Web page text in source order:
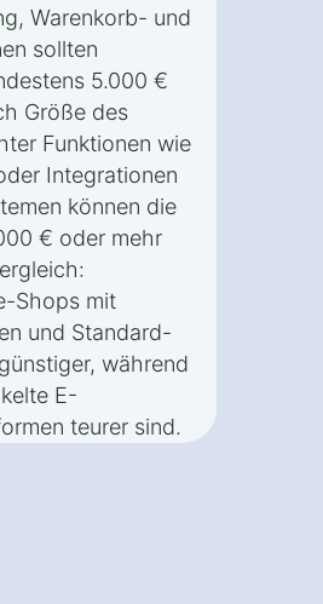
Warenkorb- und
sollten
5.000 €
Größe des
Funktionen wie
Integrationen
können die
€ oder mehr
Shops mit
und Standard-
während
E-
teurer sind.